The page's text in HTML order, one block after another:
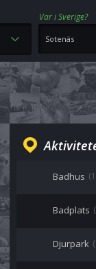
Var i Sverige?
Badhus
Badplats
Djurpark